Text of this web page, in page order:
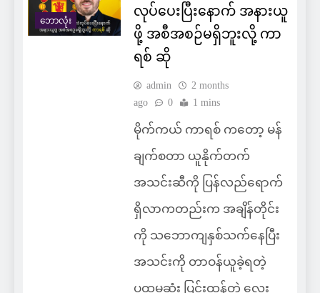
ဘောလုံး
လုပ်ပေးပြီးနောက် အနားယူ
ဖို့ အစီအစဉ်မရှိဘူးလို့ ကာ
ရစ် ဆို
admin
2 months
ago
0 1 mins
မိုက်ကယ် ကာရစ် ကတော့ မန်
ချက်စတာ ယူနိုက်တက်
အသင်းဆီကို ပြန်လည်ရောက်
ရှိလာကတည်းက အချိန်တိုင်း
ကို သဘောကျနှစ်သက်နေပြီး
အသင်းကို တာဝန်ယူခဲ့ရတဲ့
ပထမဆုံး ပြင်းထန်တဲ့ လေး